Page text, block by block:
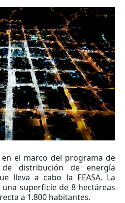
el marco del programa de
distribución de energía
lleva a cabo la EEASA. La
superficie de 8 hectáreas
a 1.800 habitantes.